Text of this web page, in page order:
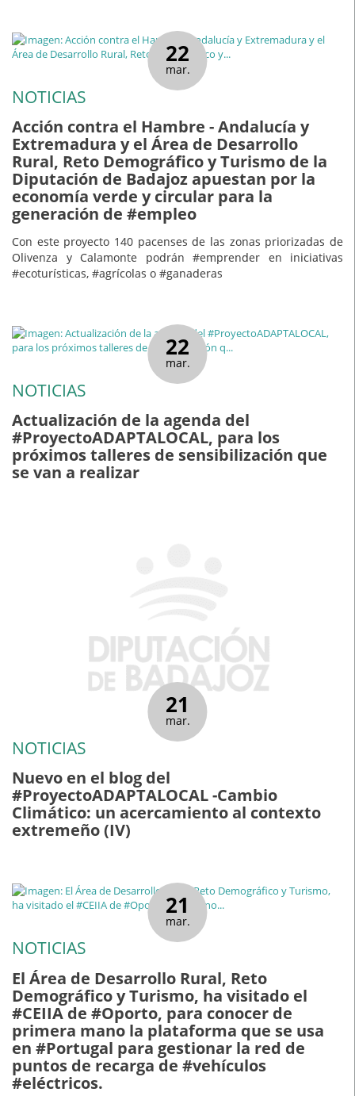
22
mar.
NOTICIAS
Acción contra el Hambre - Andalucía y
Extremadura y el Área de Desarrollo
Rural, Reto Demográfico y Turismo de la
Diputación de Badajoz apuestan por la
economía verde y circular para la
generación de #empleo
Con este proyecto 140 pacenses de las zonas priorizadas de
Olivenza y Calamonte podrán #emprender en iniciativas
#ecoturísticas, #agrícolas o #ganaderas
22
mar.
NOTICIAS
Actualización de la agenda del
#ProyectoADAPTALOCAL, para los
próximos talleres de sensibilización que
se van a realizar
21
mar.
NOTICIAS
Nuevo en el blog del
#ProyectoADAPTALOCAL -Cambio
Climático: un acercamiento al contexto
extremeño (IV)
21
mar.
NOTICIAS
El Área de Desarrollo Rural, Reto
Demográfico y Turismo, ha visitado el
#CEIIA de #Oporto, para conocer de
primera mano la plataforma que se usa
en #Portugal para gestionar la red de
puntos de recarga de #vehículos
#eléctricos.